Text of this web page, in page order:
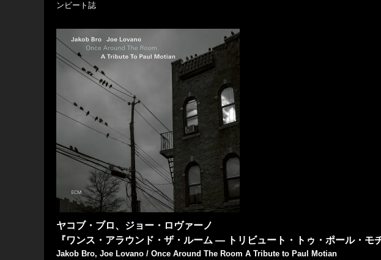
ンビート誌
ヤコブ・ブロ、ジョー・ロヴァーノ
『ワンス・アラウンド・ザ・ルーム ― トリビュート・トゥ・ポール・モ
Jakob Bro, Joe Lovano / Once Around The Room A Tribute to Paul Motian